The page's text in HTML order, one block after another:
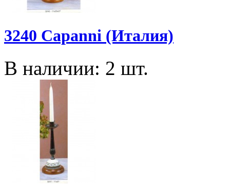
3240 Capanni (Италия)
В наличии: 2 шт.